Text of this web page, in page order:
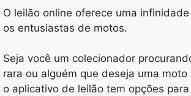
O leilão online oferece uma
os entusiastas de motos.
Seja você um colecionador
rara ou alguém que deseja uma moto
o aplicativo de leilão tem opções